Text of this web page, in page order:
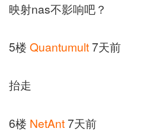
映射nas不影响吧？
5楼 Quantumult 7天前
抬走
6楼 NetAnt 7天前